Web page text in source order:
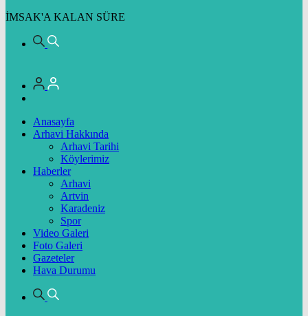
İMSAK'A KALAN SÜRE
Anasayfa
Arhavi Hakkında
Arhavi Tarihi
Köylerimiz
Haberler
Arhavi
Artvin
Karadeniz
Spor
Video Galeri
Foto Galeri
Gazeteler
Hava Durumu